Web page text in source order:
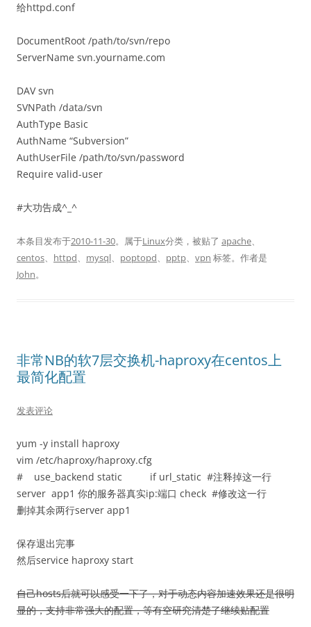
给httpd.conf
DocumentRoot /path/to/svn/repo
ServerName svn.yourname.com
DAV svn
SVNPath /data/svn
AuthType Basic
AuthName “Subversion”
AuthUserFile /path/to/svn/password
Require valid-user
#大功告成^_^
本条目发布于2010-11-30。属于Linux分类，被贴了 apache、
centos、 httpd、 mysql、 poptopd、 pptp、 vpn 标签。 作者是
John。
非常NB的软7层交换机-haproxy在centos上
最简化配置
发表评论
yum -y install haproxy
vim /etc/haproxy/haproxy.cfg
# use_backend static if url_static #注释掉这一行
server app1 你的服务器真实ip:端口 check #修改这一行
删掉其余两行server app1
保存退出完事
然后service haproxy start
自己hosts后就可以感受一下了，对于动态内容加速效果还是很明
显的，支持非常强大的配置，等有空研究清楚了继续贴配置